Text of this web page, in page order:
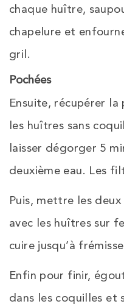
chaque huître,
chapelure et
gril.
Pochées
Ensuite, récupérer
les huîtres sans
laisser dégorger 5
deuxième eau. Les
Puis, mettre les
avec les huîtres sur
cuire jusqu’à
Enfin pour finir,
dans les coquilles et